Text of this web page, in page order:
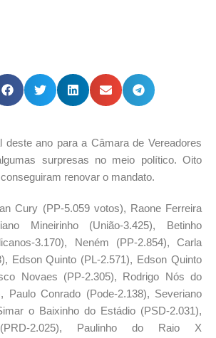
deste ano para a Câmara de Vereadores
surpresas no meio político. Oito
renovar o mandato.
Cury (PP-5.059 votos), Raone Ferreira
Mineirinho (União-3.425), Betinho
3.170), Neném (PP-2.854), Carla
Edson Quinto (PL-2.571), Edson Quinto
Novaes (PP-2.305), Rodrigo Nós do
Paulo Conrado (Pode-2.138), Severiano
o Baixinho do Estádio (PSD-2.031),
2.025), Paulinho do Raio X